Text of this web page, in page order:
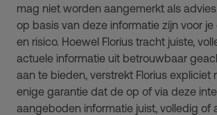
mag niet worden aangemerkt als
op basis van deze informatie zijn voor
en risico. Hoewel Florius tracht juiste,
actuele informatie uit betrouwbaar
aan te bieden, verstrekt Florius expliciet
enige garantie dat de op of via deze
aangeboden informatie juist, volledig of